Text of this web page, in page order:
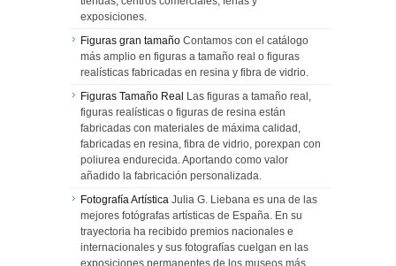
exposiciones.
Figuras gran tamaño Contamos con el catálogo
más amplio en figuras a tamaño real o figuras
realísticas fabricadas en resina y fibra de vidrio.
Figuras Tamaño Real Las figuras a tamaño real,
figuras realísticas o figuras de resina están
fabricadas con materiales de máxima calidad,
fabricadas en resina, fibra de vidrio, porexpan con
poliurea endurecida. Aportando como valor
añadido la fabricación personalizada.
Fotografía Artística Julia G. Liebana es una de las
mejores fotógrafas artísticas de España. En su
trayectoria ha recibido premios nacionales e
internacionales y sus fotografías cuelgan en las
exposiciones permanentes de los museos más